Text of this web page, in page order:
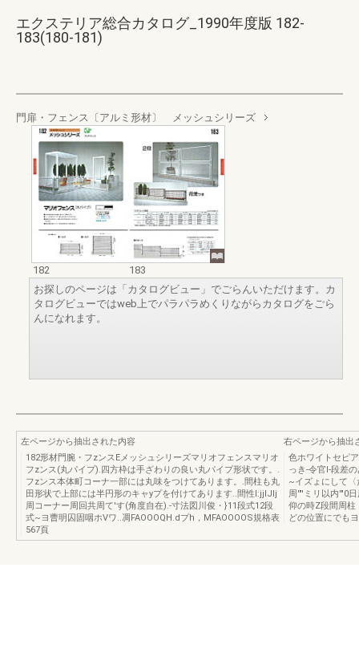
エクステリア総合カタログ_1990年度版 182-
183(180-181)
門扉・フェンス〔アルミ形材〕 メッシュシリーズ
182
183
お探しのページは「カタログビュー」でごらんいただけます。カ
タログビューではweb上でパラパラめくりながらカタログをごら
んになれます。
左ページから抽出された内容
182形材門腕・フzンスEメッシュシリーズマリオフェンスマリオ
フzンス(丸パイプ).四方枠は手ざわりの良い丸パイプ形状です。.
フzンス本体町コーナ一部には丸味をつけてあります。.間柱も丸
田形状で上部には半円形のキャyプを付けてあります..間性I:jjlJIj
周コーナー周回共周て'す(角度自在).-寸法図川俊・}11段式12段
式~ヨ曹明囚固咽ホVワ..凋FAOOOQH.dプh，MFAOOOOS規格表
567頁
右ページから抽出
色ホワイトセピ
っき-令官l-段差
~イズょにして
周'"'ミリ以内'"0
仰の時Z段間周柱
どの位置にでも